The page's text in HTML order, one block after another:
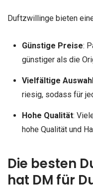
Duftzwillinge bieten
Günstige Preise:
günstiger als die
Vielfältige
riesig, sodass für
Hohe Qualität:
hohe Qualität und
Die besten
hat DM für